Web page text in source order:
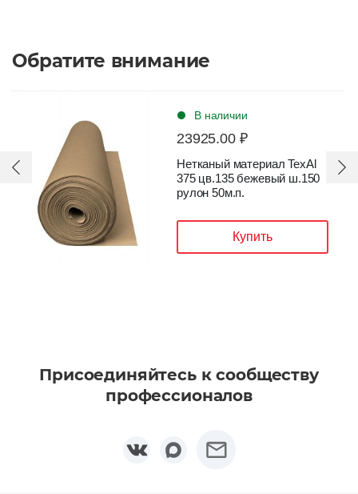
Обратите внимание
В наличии
13950.00 ₽
Нетканый материал TNT
100 ADHESIVE
ЦВ.ЧЕРНЫЙ шир.150см
Купить
Присоединяйтесь к сообществу
профессионалов